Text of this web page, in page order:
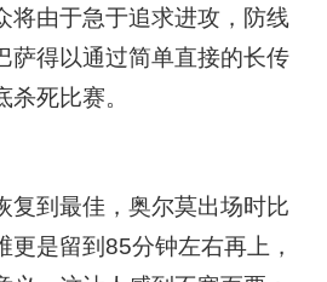
将由于急于追求进攻，防线
萨得以通过简单直接的长传
死比赛。
复到最佳，奥尔莫出场时比
更是留到85分钟左右再上，